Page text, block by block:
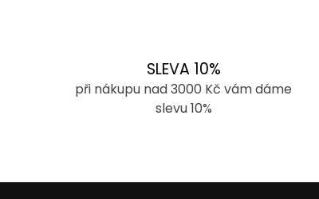
SLEVA 10%
při nákupu nad 3000 Kč vám dáme
slevu 10%